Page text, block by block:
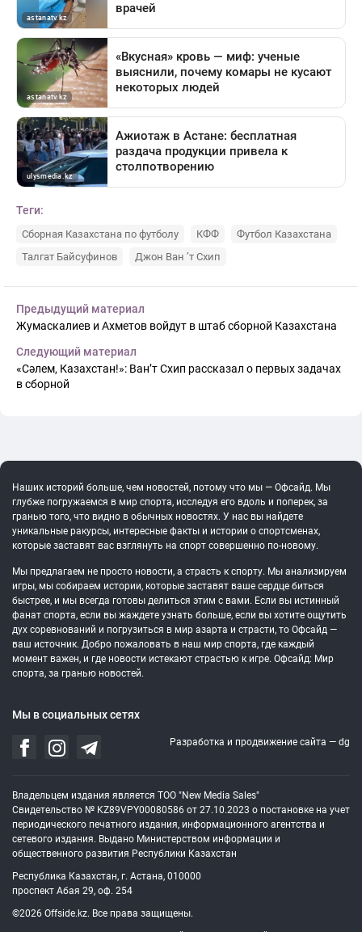
Теги:
Сборная Казахстана по футболу КФФ
Футбол Казахстана
Талгат Байсуфинов
Джон Ван ’т Схип
Предыдущий материал
Жумаскалиев и Ахметов войдут в штаб сборной Казахстана
Следующий материал
«Сәлем, Казахстан!»: Ван’т Схип рассказал о первых задачах
в сборной
Наших историй больше, чем новостей, потому что мы — Офсайд. Мы
глубже погружаемся в мир спорта, исследуя его вдоль и поперек, за
гранью того, что видно в обычных новостях. У нас вы найдете
уникальные ракурсы, интересные факты и истории о спортсменах,
которые заставят вас взглянуть на спорт совершенно по-новому.
Мы предлагаем не просто новости, а страсть к спорту. Мы анализируем
игры, мы собираем истории, которые заставят ваше сердце биться
быстрее, и мы всегда готовы делиться этим с вами. Если вы истинный
фанат спорта, если вы жаждете узнать больше, если вы хотите ощутить
дух соревнований и погрузиться в мир азарта и страсти, то Офсайд —
ваш источник. Добро пожаловать в наш мир спорта, где каждый
момент важен, и где новости истекают страстью к игре. Офсайд: Мир
спорта, за гранью новостей.
Мы в социальных сетях
Разработка и продвижение сайта — dg
Владельцем издания является ТОО "New Media Sales"
Свидетельство № KZ89VPY00080586 от 27.10.2023 о постановке на учет
периодического печатного издания, информационного агентства и
сетевого издания. Выдано Министерством информации и
общественного развития Республики Казахстан
Республика Казахстан, г. Астана, 010000
проспект Абая 29, оф. 254
©2026 Offside.kz. Все права защищены.